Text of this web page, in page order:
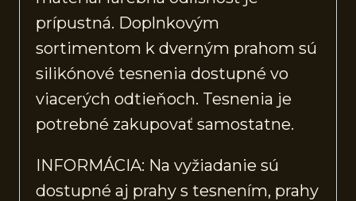
prípustná. Doplnkovým
sortimentom k dverným prahom sú
silikónové tesnenia dostupné vo
viacerých odtieňoch. Tesnenia je
potrebné zakupovať samostatne.
INFORMÁCIA: Na vyžiadanie sú
dostupné aj prahy s tesnením, prahy